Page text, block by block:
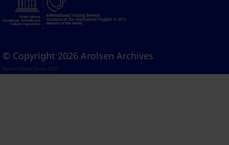
© Copyright 2026 Arolsen Archives
Visual Library Server 2026